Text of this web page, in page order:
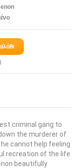
criminal gang to
the murderer of
cannot help feeling
recreation of the life
beautifully